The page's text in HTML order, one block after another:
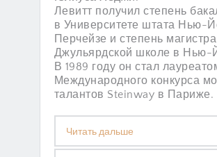
Левитт получил степень
в Университете штата Нью-
Перчейзе и степень
Джульярдской школе в Нью-
В 1989 году он стал
Международного конкурса
талантов Steinway в Париже.
Читать дальше